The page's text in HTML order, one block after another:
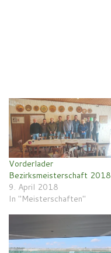
Vorderlader
Bezirksmeisterschaft 2018
9. April 2018
In "Meisterschaften"